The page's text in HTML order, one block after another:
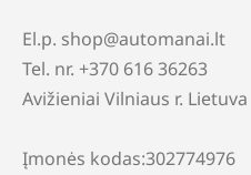
El.p. shop@automanai.lt
Tel. nr. +370 616 36263
Avižieniai Vilniaus r. Lietuva
Įmonės kodas:302774976